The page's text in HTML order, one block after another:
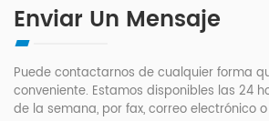
Enviar Un Mensaje
Puede contactarnos de cualquier forma
conveniente. Estamos disponibles las 24
de la semana, por fax, correo electrónico